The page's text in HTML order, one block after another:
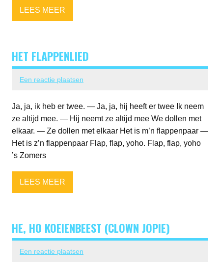
LEES MEER
HET FLAPPENLIED
Een reactie plaatsen
Ja, ja, ik heb er twee. — Ja, ja, hij heeft er twee Ik neem
ze altijd mee. — Hij neemt ze altijd mee We dollen met
elkaar. — Ze dollen met elkaar Het is m’n flappenpaar —
Het is z’n flappenpaar Flap, flap, yoho. Flap, flap, yoho
’s Zomers
LEES MEER
HE, HO KOEIENBEEST (CLOWN JOPIE)
Een reactie plaatsen